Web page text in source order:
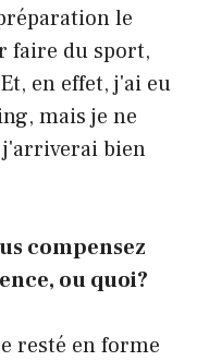
le
faire du sport,
en effet, j'ai eu
mais je ne
j'arriverai bien
compensez
ou quoi?
resté en forme